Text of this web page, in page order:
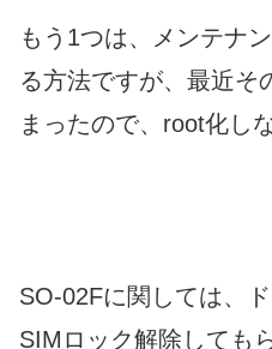
もう1つは、メンテナ
る方法ですが、最近そ
まったので、root化し
SO-02Fに関しては、
SIMロック解除しても